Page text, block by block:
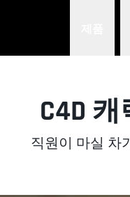
C4D
직원이 마실 차